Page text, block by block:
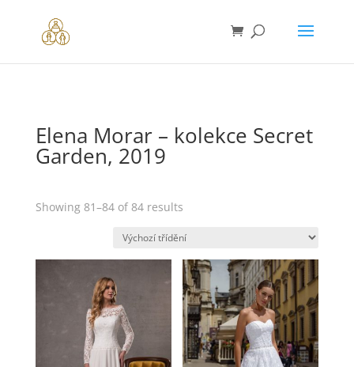
Elena Morar – kolekce Secret
Garden, 2019
Showing 81–84 of 84 results